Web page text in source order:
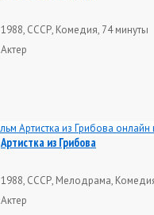
1988, СССР, Комедия, 74 минуты
Актер
Артистка из Грибова
1988, СССР, Мелодрама,
Актер